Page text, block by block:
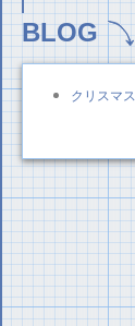
BLOG
クリスマス